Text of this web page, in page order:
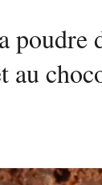
poudre
au